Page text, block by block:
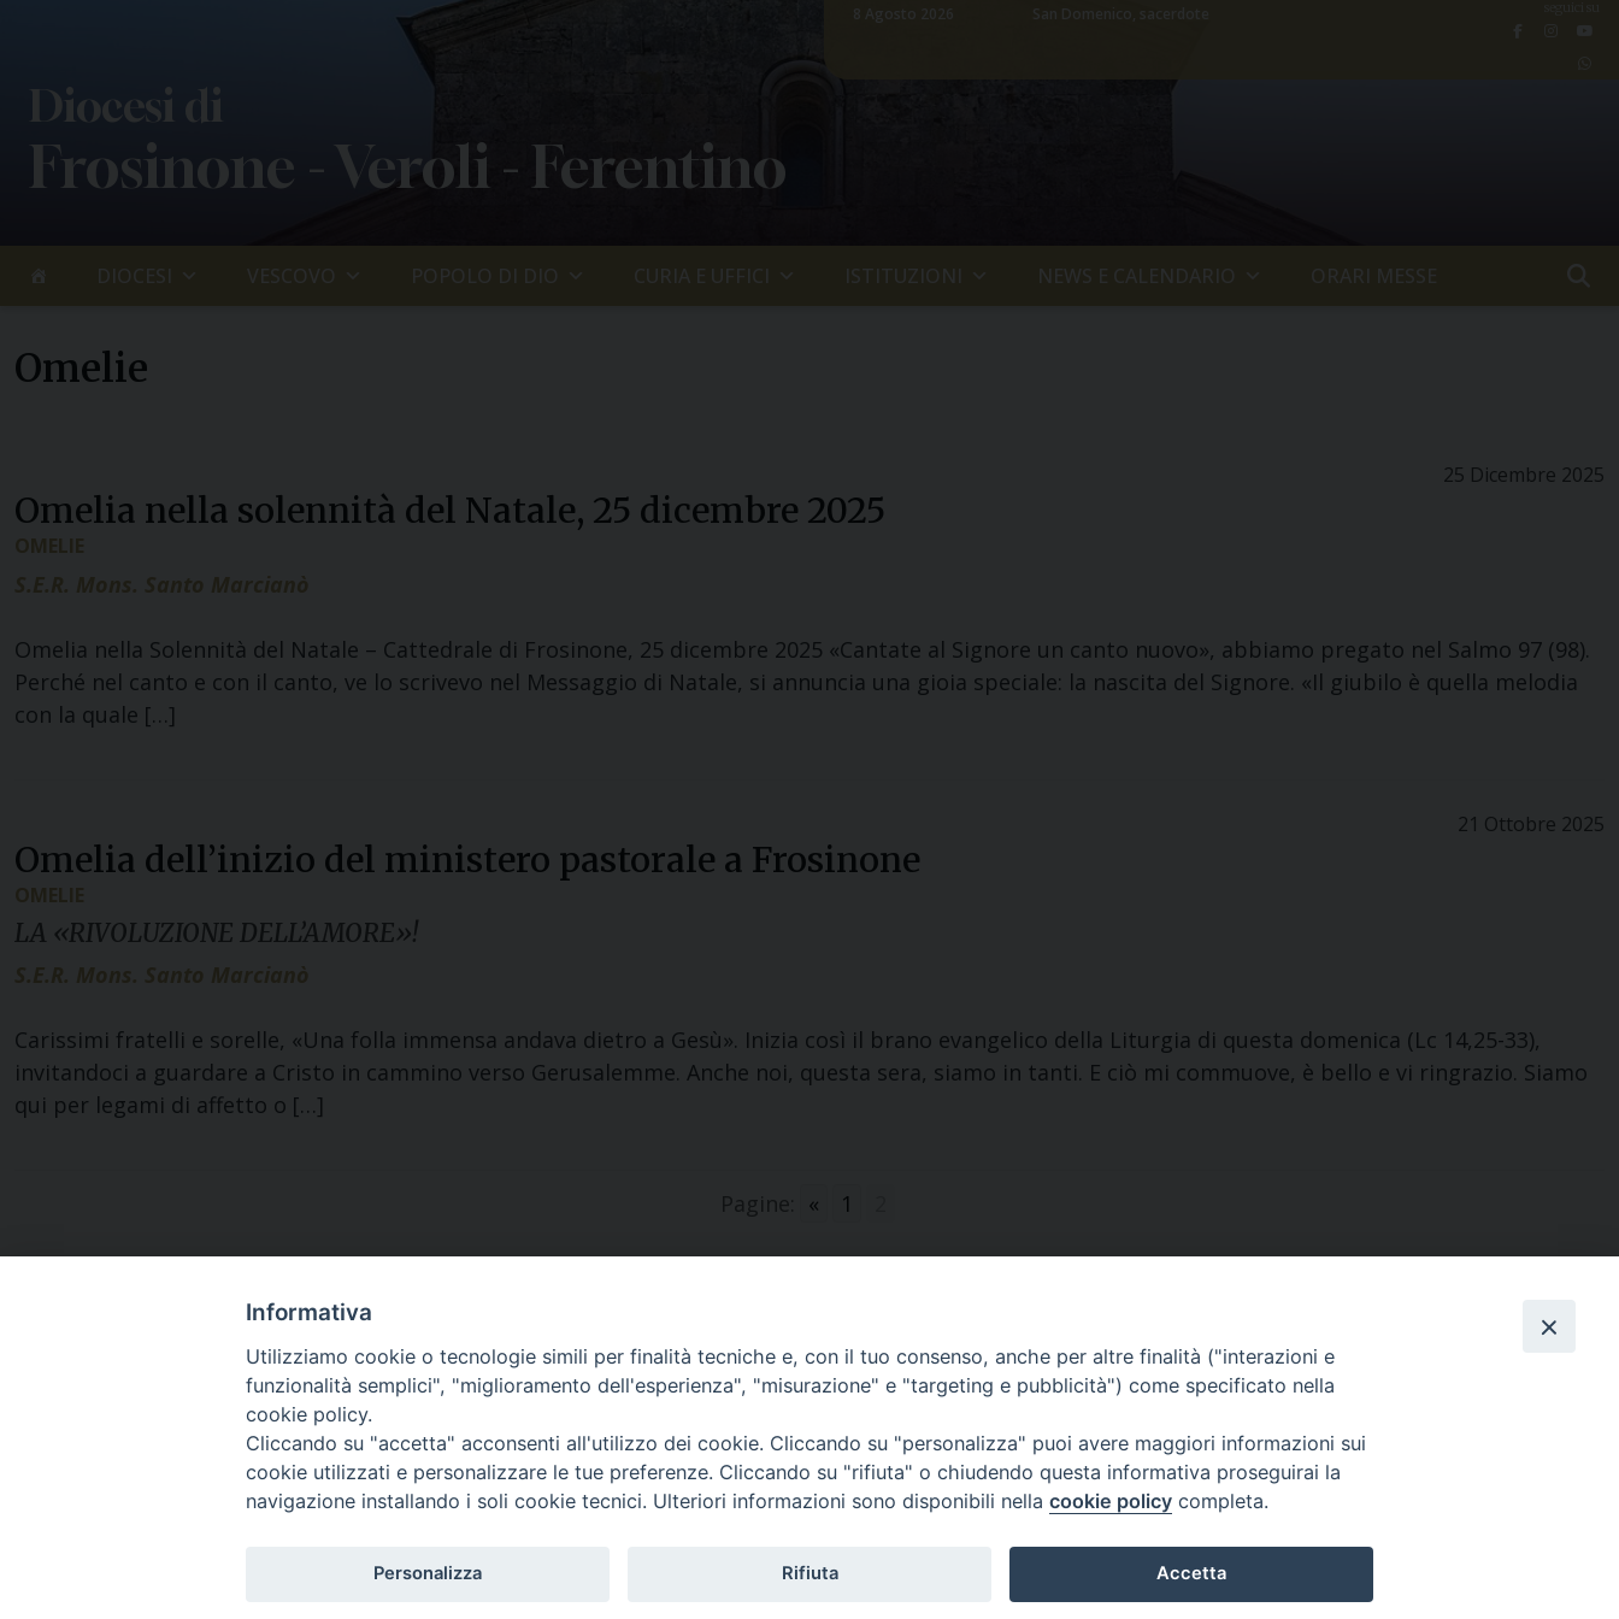
8 Agosto 2026 San Domenico, sacerdote
Diocesi di
Frosinone - Veroli - Ferentino
DIOCESI VESCOVO POPOLO DI DIO CURIA E UFFICI ISTITUZIONI NEWS E CALENDARIO ORARI MESSE
Omelie
25 Dicembre 2025
Omelia nella solennità del Natale, 25 dicembre 2025
OMELIE
S.E.R. Mons. Santo Marcianò
Omelia nella Solennità del Natale – Cattedrale di Frosinone, 25 dicembre 2025 «Cantate al Signore un canto nuovo», abbiamo pregato nel Salmo 97 (98).
Perché nel canto e con il canto, ve lo scrivevo nel Messaggio di Natale, si annuncia una gioia speciale: la nascita del Signore. «Il giubilo è quella melodia
con la quale […]
21 Ottobre 2025
Omelia dell’inizio del ministero pastorale a Frosinone
OMELIE
LA «RIVOLUZIONE DELL’AMORE»!
S.E.R. Mons. Santo Marcianò
Carissimi fratelli e sorelle, «Una folla immensa andava dietro a Gesù». Inizia così il brano evangelico della Liturgia di questa domenica (Lc 14,25-33),
invitandoci a guardare a Cristo in cammino verso Gerusalemme. Anche noi, questa sera, siamo in tanti. E ciò mi commuove, è bello e vi ringrazio. Siamo
qui per legami di affetto o […]
Pagine: « 1
Frosinone - Veroli - Ferentino
CONTATTI
viale Volsci 105 (ex via dei Monti Lepini)
03100 Frosinone (FR)
tel. 0775.290973 - 0775.290852
SEGUICI SU
Informativa
Utilizziamo cookie o tecnologie simili per finalità tecniche e, con il tuo consenso, anche per altre finalità ("interazioni e
funzionalità semplici", "miglioramento dell'esperienza", "misurazione" e "targeting e pubblicità") come specificato nella
cookie policy.
Cliccando su "accetta" acconsenti all'utilizzo dei cookie. Cliccando su "personalizza" puoi avere maggiori informazioni sui
cookie utilizzati e personalizzare le tue preferenze. Cliccando su "rifiuta" o chiudendo questa informativa proseguirai la
navigazione installando i soli cookie tecnici. Ulteriori informazioni sono disponibili nella cookie policy completa.
Personalizza Rifiuta Accetta